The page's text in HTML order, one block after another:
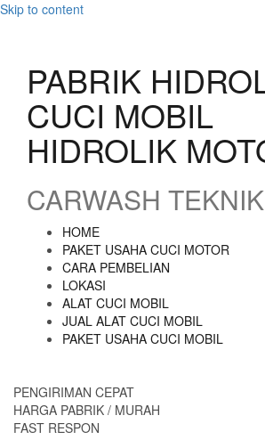
Skip to content
PABRIK
CUCI MOBIL
HIDROLIK
CARWASH TEKNIK
HOME
PAKET USAHA CUCI MOTOR
CARA PEMBELIAN
LOKASI
ALAT CUCI MOBIL
JUAL ALAT CUCI MOBIL
PAKET USAHA CUCI MOBIL
PENGIRIMAN CEPAT
HARGA PABRIK / MURAH
FAST RESPON